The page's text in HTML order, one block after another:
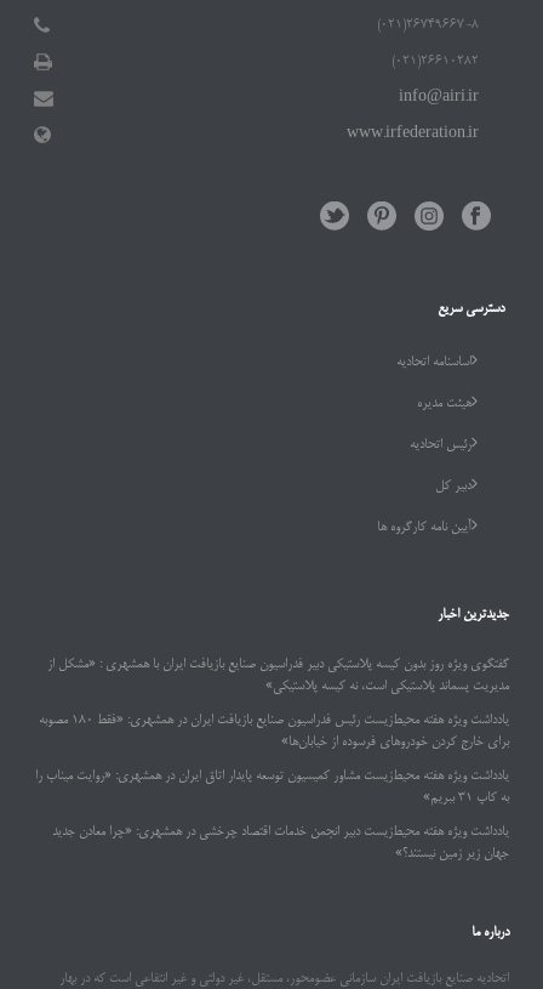
۲۶۷۴۹۶۶۷-۸(۰۲۱)
۲۶۶۱۰۲۸۲(۰۲۱)
info@airi.ir
www.irfederation.ir
دسترسی سریع
اساسنامه اتحادیه
هیئت مدیره
رئیس اتحادیه
دبیر کل
آیین نامه کارگروه ها
جدیدترین اخبار
گفتگوی ویژه روز بدون کیسه پلاستیکی دبیر فدراسیون صنایع بازیافت ایران با همشهری : «مشکل از
مدیریت پسماند پلاستیکی است، نه کیسه پلاستیکی»
یادداشت ویژه هفته محیط‌زیست رئیس فدراسیون صنایع بازیافت ایران در همشهری: «فقط ۱۸۰ مصوبه
برای خارج کردن خودروهای فرسوده از خیابان‌ها»
یادداشت ویژه هفته محیط‌زیست مشاور کمیسیون توسعه پایدار اتاق ایران در همشهری: «روایت میناب را
به کاپ ۳۱ ببریم»
یادداشت ویژه هفته محیط‌زیست دبیر انجمن خدمات اقتصاد چرخشی در همشهری: «چرا معادن جدید
جهان زیر زمین نیستند؟»
درباره ما
اتحادیه صنایع بازیافت ایران سازمانی عضومحور، مستقل، غیر دولتی و غیر انتفاعی است که در بهار